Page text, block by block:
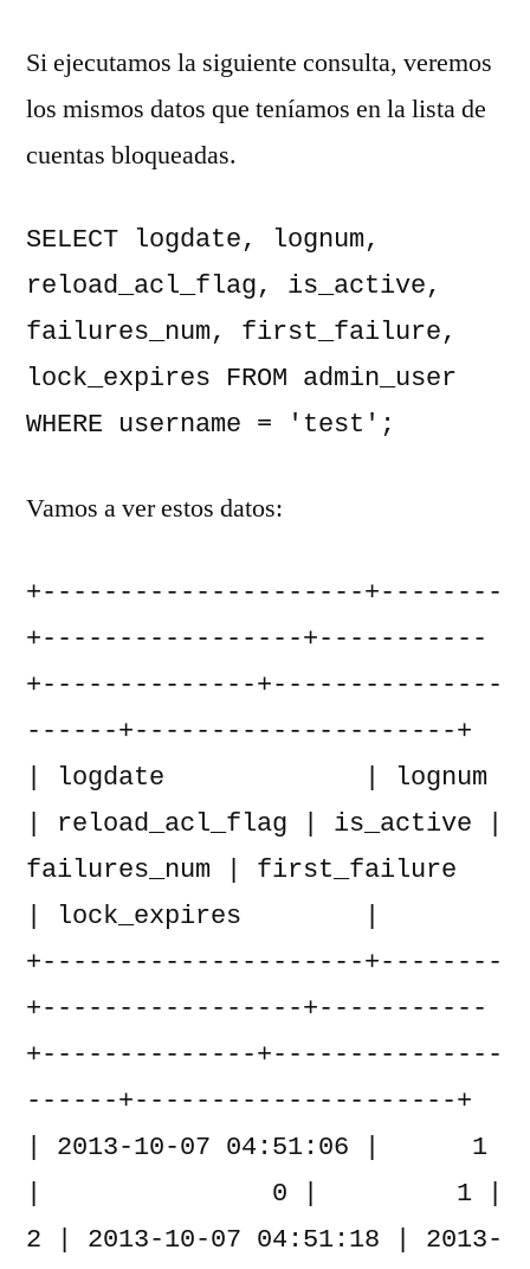
Si ejecutamos la siguiente consulta, veremos
los mismos datos que teníamos en la lista de
cuentas bloqueadas.
SELECT logdate, lognum,
reload_acl_flag, is_active,
failures_num, first_failure,
lock_expires FROM admin_user
WHERE username = 'test';
Vamos a ver estos datos:
+---------------------+--------
+-----------------+-----------
+--------------+---------------
------+---------------------+
| logdate             | lognum
| reload_acl_flag | is_active |
failures_num | first_failure
| lock_expires        |
+---------------------+--------
+-----------------+-----------
+--------------+---------------
------+---------------------+
| 2013-10-07 04:51:06 |      1
|               0 |         1 |
2 | 2013-10-07 04:51:18 | 2013-